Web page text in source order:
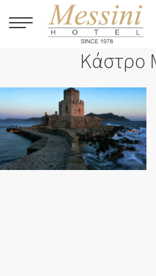
Παράκαμψη προς το κυρίως
Κάστρο